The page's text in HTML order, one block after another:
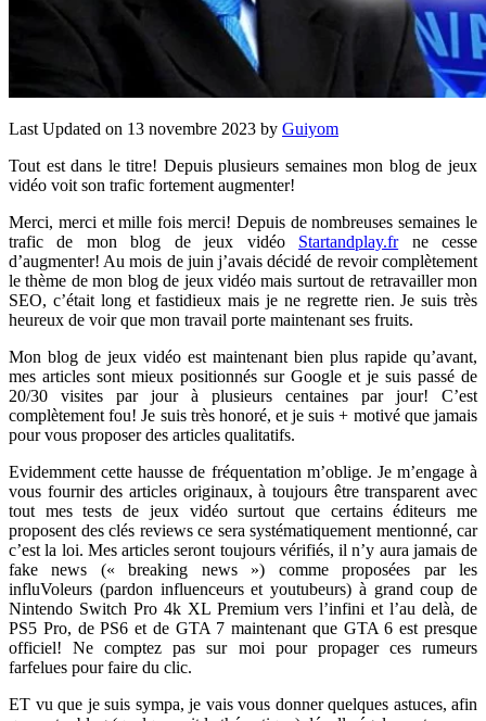
Last Updated on 13 novembre 2023 by Guiyom
Tout est dans le titre! Depuis plusieurs semaines mon blog de jeux
vidéo voit son trafic fortement augmenter!
Merci, merci et mille fois merci! Depuis de nombreuses semaines le
trafic de mon blog de jeux vidéo Startandplay.frne cesse
d’augmenter! Au mois de juin j’avais décidé de revoir complètement
le thème de mon blog de jeux vidéo mais surtout de retravailler mon
SEO, c’était long et fastidieux mais je ne regrette rien. Je suis très
heureux de voir que mon travail porte maintenant ses fruits.
Mon blog de jeux vidéo est maintenant bien plus rapide qu’avant,
mes articles sont mieux positionnés sur Google et je suis passé de
20/30 visites par jour à plusieurs centaines par jour! C’est
complètement fou! Je suis très honoré, et je suis + motivé que jamais
pour vous proposer des articles qualitatifs.
Evidemment cette hausse de fréquentation m’oblige. Je m’engage à
vous fournir des articles originaux, à toujours être transparent avec
tout mes tests de jeux vidéo surtout que certains éditeurs me
proposent des clés reviews ce sera systématiquement mentionné, car
c’est la loi. Mes articles seront toujours vérifiés, il n’y aura jamais de
fake news (« breaking news ») comme proposées par les
influVoleurs (pardon influenceurs et youtubeurs) à grand coup de
Nintendo Switch Pro 4k XL Premium vers l’infini et l’au delà, de
PS5 Pro, de PS6 et de GTA 7 maintenant que GTA 6 est presque
officiel! Ne comptez pas sur moi pour propager ces rumeurs
farfelues pour faire du clic.
ET vu que je suis sympa, je vais vous donner quelques astuces, afin